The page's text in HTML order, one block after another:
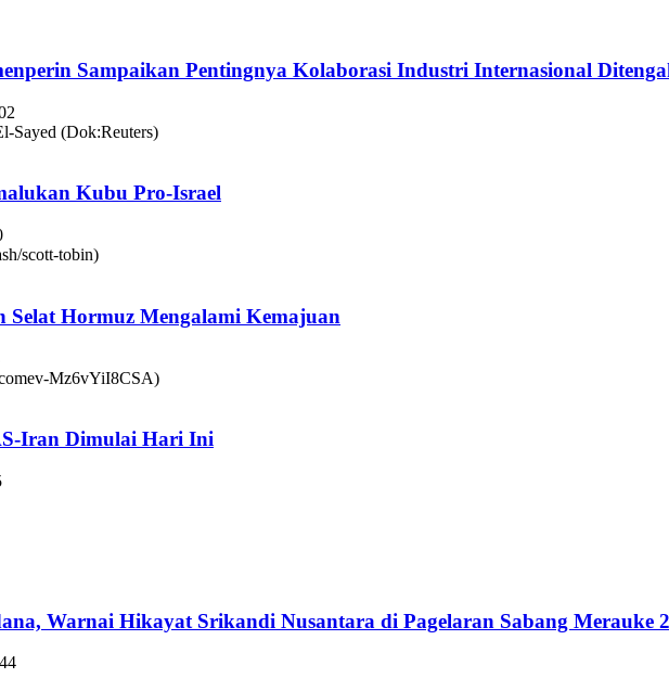
Sampaikan Pentingnya Kolaborasi Industri Internasional
Kubu Pro-Israel
Selat Hormuz Mengalami Kemajuan
Iran Dimulai Hari Ini
Warnai Hikayat Srikandi Nusantara di Pagelaran Sabang Merauke